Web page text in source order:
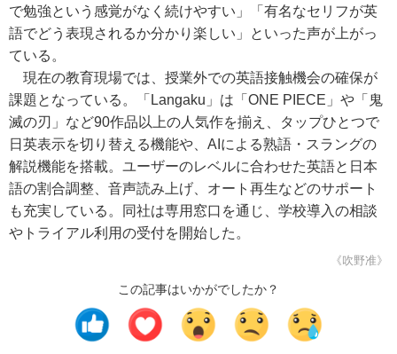
で勉強という感覚がなく続けやすい」「有名なセリフが英
語でどう表現されるか分かり楽しい」といった声が上がっ
ている。
現在の教育現場では、授業外での英語接触機会の確保が
課題となっている。「Langaku」は「ONE PIECE」や「鬼
滅の刃」など90作品以上の人気作を揃え、タップひとつで
日英表示を切り替える機能や、AIによる熟語・スラングの
解説機能を搭載。ユーザーのレベルに合わせた英語と日本
語の割合調整、音声読み上げ、オート再生などのサポート
も充実している。同社は専用窓口を通じ、学校導入の相談
やトライアル利用の受付を開始した。
《吹野准》
この記事はいかがでしたか？